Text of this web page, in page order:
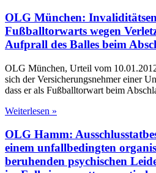
OLG München:
Fußballtorwarts wegen
Aufprall des Balles beim
OLG München, Urteil vom
sich der Versicherungsnehmer einer
dass er als Fußballtorwart beim
Weiterlesen »
OLG Hamm:
einem unfallbedingten
beruhenden psychischen